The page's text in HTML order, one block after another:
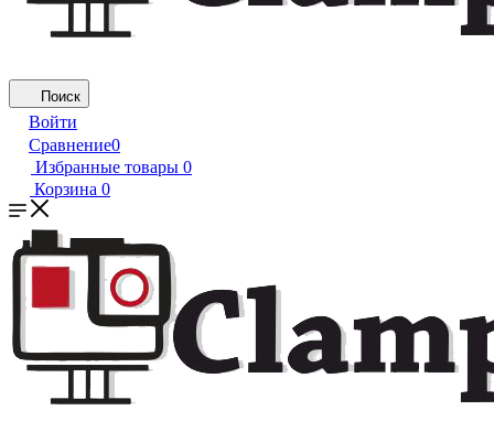
Поиск
Войти
Сравнение0
Избранные товары 0
Корзина 0